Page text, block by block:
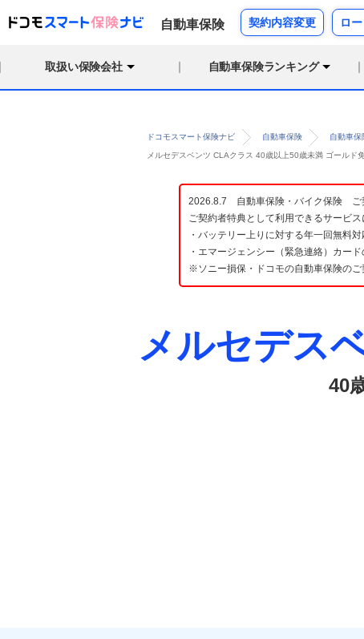
自動車保険 契約内容変更 ロ
取扱い保険会社 自動車保険ランキング
ドコモスマート保険ナビ 自動車保険 自動車
メルセデスベンツ CLAクラス 40歳以上50歳未満 ゴールド
2026.8.7 自動車保険・バイク保険 ご
ご契約者特典として利用できるサービ
・バッテリー上りに対する年一回無料
・エマージェンシー（緊急連絡）カー
※ソニー損保・ドコモの自動車保険のご
メルセデス
40